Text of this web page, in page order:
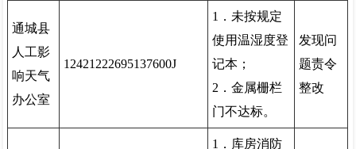
通城县
人工影
响天气
办公室
12421222695137600J
1．未按规定
使用温湿度登
记本；
2．金属栅栏
门不达标。
发现问
题责令
整改
1．库房消防